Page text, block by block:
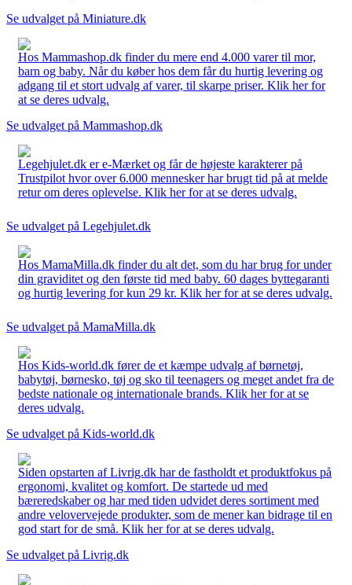
Se udvalget på Miniature.dk
Hos Mammashop.dk finder du mere end 4.000 varer til mor,
barn og baby. Når du køber hos dem får du hurtig levering og
adgang til et stort udvalg af varer, til skarpe priser. Klik her for
at se deres udvalg.
Se udvalget på Mammashop.dk
Legehjulet.dk er e-Mærket og får de højeste karakterer på
Trustpilot hvor over 6.000 mennesker har brugt tid på at melde
retur om deres oplevelse. Klik her for at se deres udvalg.
Se udvalget på Legehjulet.dk
Hos MamaMilla.dk finder du alt det, som du har brug for under
din graviditet og den første tid med baby. 60 dages byttegaranti
og hurtig levering for kun 29 kr. Klik her for at se deres udvalg.
Se udvalget på MamaMilla.dk
Hos Kids-world.dk fører de et kæmpe udvalg af børnetøj,
babytøj, børnesko, tøj og sko til teenagers og meget andet fra de
bedste nationale og internationale brands. Klik her for at se
deres udvalg.
Se udvalget på Kids-world.dk
Siden opstarten af Livrig.dk har de fastholdt et produktfokus på
ergonomi, kvalitet og komfort. De startede ud med
bæreredskaber og har med tiden udvidet deres sortiment med
andre velovervejede produkter, som de mener kan bidrage til en
god start for de små. Klik her for at se deres udvalg.
Se udvalget på Livrig.dk